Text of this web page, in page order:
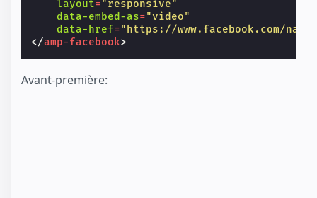
layout="responsive"
data-embed-as="video"
data-href="https://www.facebook.com/
</amp-facebook>
Avant-première: